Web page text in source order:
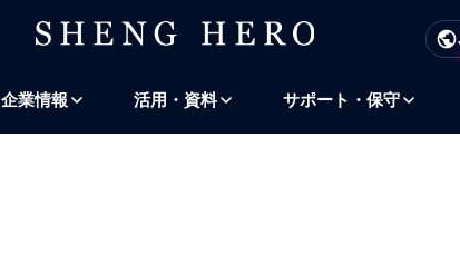
ナビゲーションにスキップ 検索にスキップ
企業情報 活用・資料 サポート・保守